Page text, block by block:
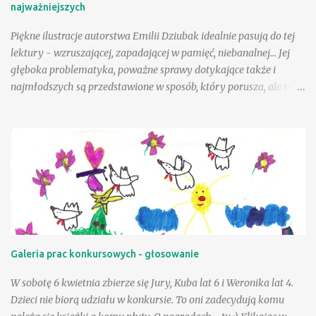
Co nadawano w brzozowym gaju? I kto jest głupi? … :) fragm.
Cuda i dziwy - Wielka księga...
najważniejszych
Piękne ilustracje autorstwa Emilii Dziubak idealnie pasują do tej
lektury - wzruszającej, zapadającej w pamięć, niebanalnej... Jej
głęboka problematyka, poważne sprawy dotykające także i
najmłodszych są przedstawione w sposób, który porusza, ale też i
swojej biblioteczce. Andzia - bohaterka książki - była wyjątkowo
szczęśliwą dziewczynką, a wielka w tym zasługa taty, a choć był
jej tak bliski, to paradoksalnie teraz lepiej sobie poradzić w tej
trudnej sytuacji, gdy tak drogiej osoby zabrakło - przeciwnie niż
jej mama. Andzia zauważa, że mama czasem zachowuje się tak, "
jakby zapomniała, że już jest dorosła " - można to różnie
tłumaczyć - silniejszymi więzami, odmienną sytuacją życiową, na
pewno jednak niebagatelne znaczenie ma dla dziewczynki
szczególnej, bo "ptasiej postaci...
Galeria prac konkursowych - głosowanie
W sobotę 6 kwietnia zbierze się Jury, Kuba lat 6 i Weronika lat 4.
Dzieci nie biorą udziału w konkursie. To oni zadecydują komu